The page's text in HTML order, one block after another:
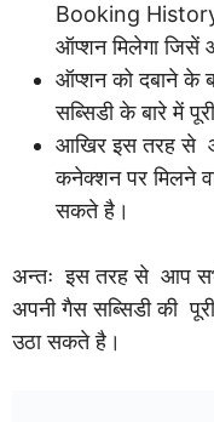
Booking
ऑप्शन मिलेगा जिसें
ऑप्शन को दबाने
सब्सिडी के बारे में
आखिर इस तरह से
कनेक्शन पर मिलने
सकते है।
अन्तः इस तरह से आप
अपनी गैस सब्सिडी की
उठा सकते है।